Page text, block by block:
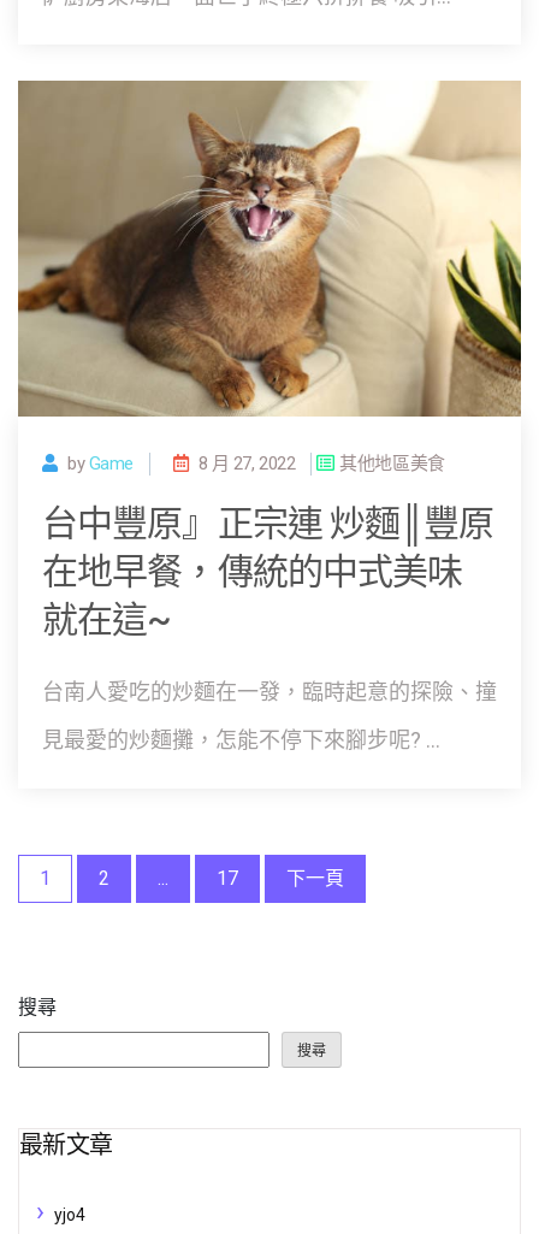
byGame 8 月 27, 2022 其他地區美食
台中豐原』正宗連 炒麵║豐原
在地早餐，傳統的中式美味
就在這~
台南人愛吃的炒麵在一發，臨時起意的探險、撞
見最愛的炒麵攤，怎能不停下來腳步呢? ...
文
頁
1 2 17 下一頁
搜尋
搜尋
最新文章
yjo4